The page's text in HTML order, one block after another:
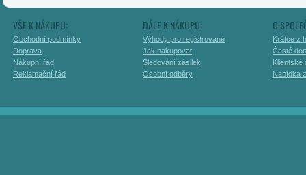
VŠE K NÁKUPU:
Obchodní podmínky
Doprava
Nákupní řád
Reklamační řád
DÁLE K NÁKUPU:
Výhody pro registrované
Jak nakupovat
Sledování zásilek
Osobní odběry
O
Krátce z
Časté
Klientské
Nabídka